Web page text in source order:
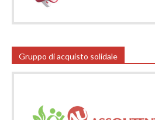
Gruppo di acquisto solidale